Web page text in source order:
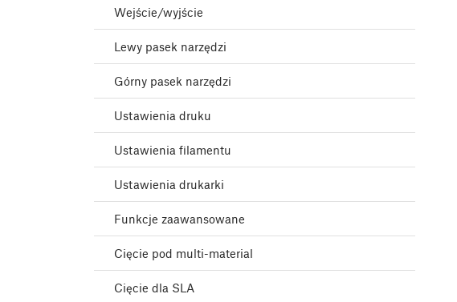
Wejście/wyjście
Lewy pasek narzędzi
Górny pasek narzędzi
Ustawienia druku
Ustawienia filamentu
Ustawienia drukarki
Funkcje zaawansowane
Cięcie pod multi-material
Cięcie dla SLA